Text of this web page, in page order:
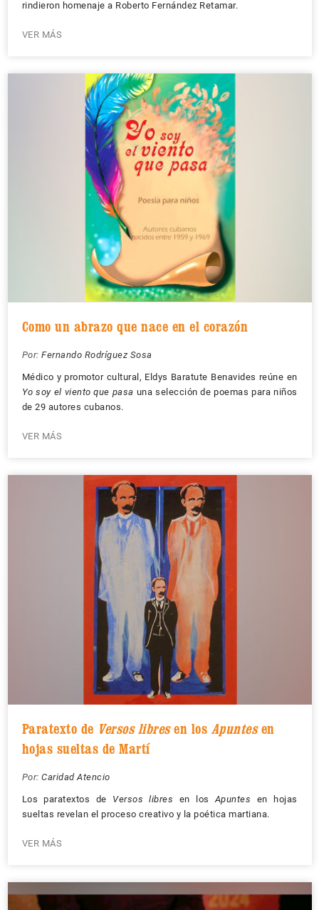
rindieron homenaje a Roberto Fernández Retamar.
VER MÁS
Como un abrazo que nace en el corazón
Por: Fernando Rodríguez Sosa
Médico y promotor cultural, Eldys Baratute Benavides reúne en
Yo soy el viento que pasa una selección de poemas para niños
de 29 autores cubanos.
VER MÁS
Paratexto de Versos libresen los Apuntesen
hojas sueltas de Martí
Por: Caridad Atencio
Los paratextos de Versos libres en los Apuntes en hojas
sueltas revelan el proceso creativo y la poética martiana.
VER MÁS